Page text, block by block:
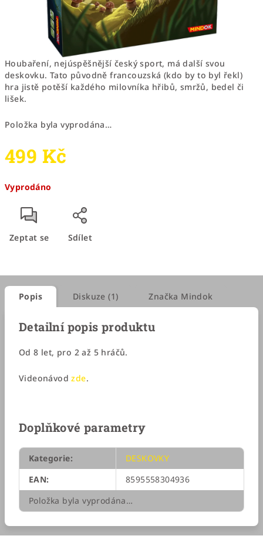
Houbaření, nejúspěšnější český sport, má další svou
deskovku. Tato původně francouzská (kdo by to byl řekl)
hra jistě potěší každého milovníka hřibů, smržů, bedel či
lišek.
Položka byla vyprodána…
499 Kč
cena:
Vyprodáno
Zeptat se Sdílet
Popis Diskuze (1) Značka Mindok
Detailní popis produktu
Od 8 let, pro 2 až 5 hráčů.
Videonávodzde.
Doplňkové parametry
Kategorie:
DESKOVKY
EAN:
8595558304936
Položka byla vyprodána…